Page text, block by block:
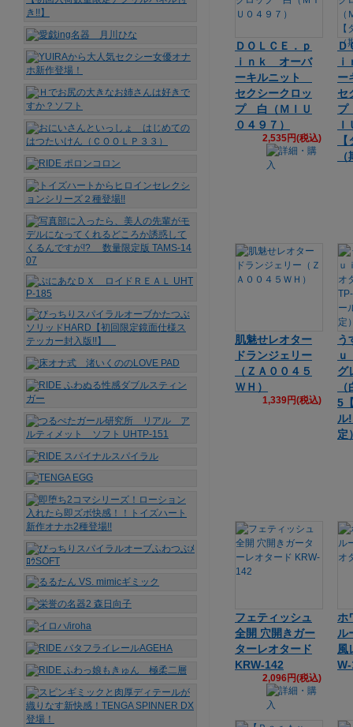
ＤＯＬＣＥ．ｐ
ｉｎｋ オーバ
ーキルニット
セクシークロッ
プ 白（ＭＩＵ
０４９７）
2,535円(税込)
Ｄ
ー
セ
プ
肌魅せレオター
ドランジェリー
（ＺＡ００４５
ＷＨ）
1,339円(税込)
う
グ
5
ル
定
フェティッシュ
全開 穴開きガー
ターレオタード
KRW-142
2,096円(税込)
ホ
風